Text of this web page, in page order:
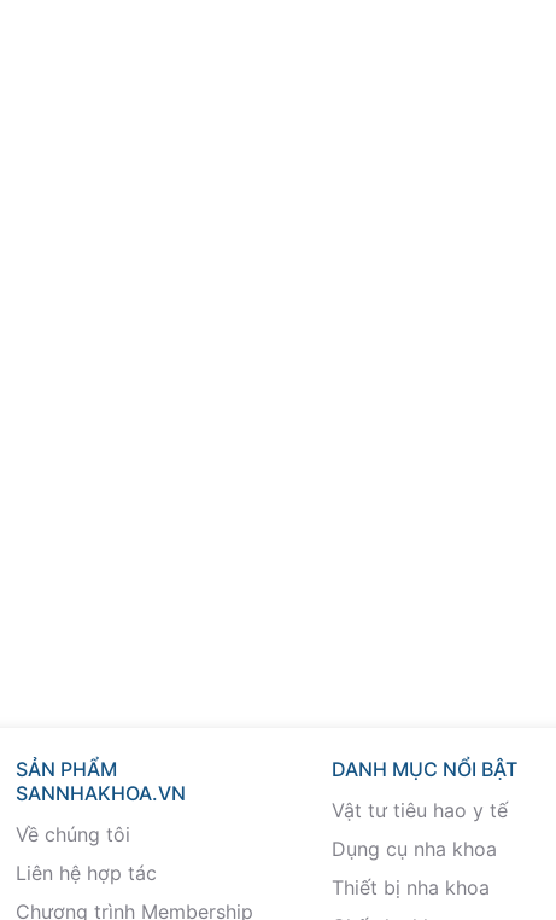
SẢN PHẨM
SANNHAKHOA.VN
Về chúng tôi
Liên hệ hợp tác
Chương trình Membership
DANH MỤC NỔI BẬT
Vật tư tiêu hao y tế
Dụng cụ nha khoa
Thiết bị nha khoa